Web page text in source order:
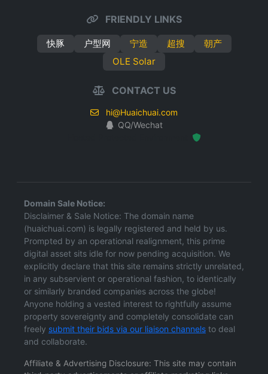
FRIENDLY LINKS
快豚 户型网 宁造 超搜
朝产
OLE Solar
CONTACT US
hi@Huaichuai.com
QQ/Wechat
Domain Sale Notice:
Disclaimer & Sale Notice: The domain name
(huaichuai.com) is legally registered and held by us.
Prompted by an operational realignment, this prime
digital asset sits idle for now pending acquisition. We
explicitly declare that this site remains strictly unrelated,
in any subservient or operational fashion, to identically
or similarly branded companies across the globe!
Anyone holding a vested interest to rightfully assume
property sovereignty and completely consolidate can
freely submit their bids via our liaison channels to deal
and collaborate.
Affiliate & Advertising Disclosure: This site may contain